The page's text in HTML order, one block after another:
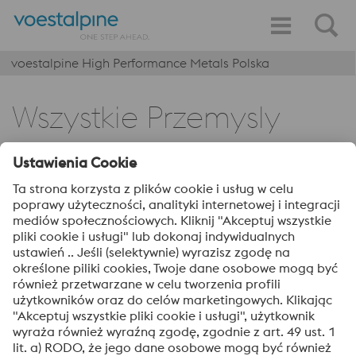
voestalpine High Performance Metals Polska
Wszystkie Przemysly